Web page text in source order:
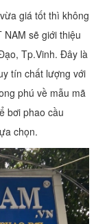
giá tốt thì không
NAM sẽ giới thiệu
Tp.Vinh. Đây là
tín chất lượng với
phú về mẫu mã
bơi phao cầu
chọn.